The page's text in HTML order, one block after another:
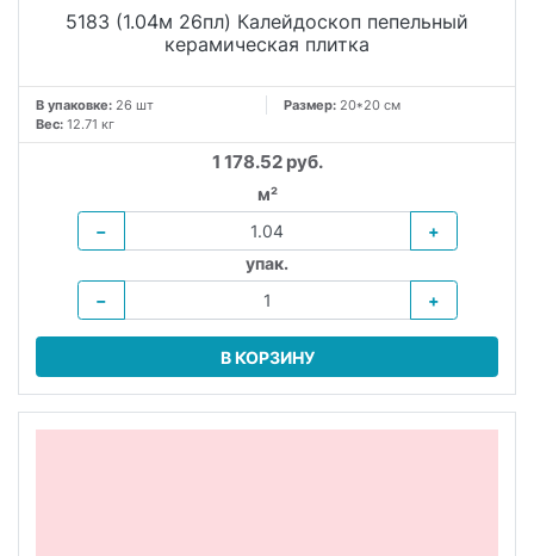
5183 (1.04м 26пл) Калейдоскоп пепельный
керамическая плитка
В упаковке: 26 шт Размер: 20*20 см
Вес: 12.71 кг
1 178.52 руб.
м²
−
+
упак.
−
+
В КОРЗИНУ